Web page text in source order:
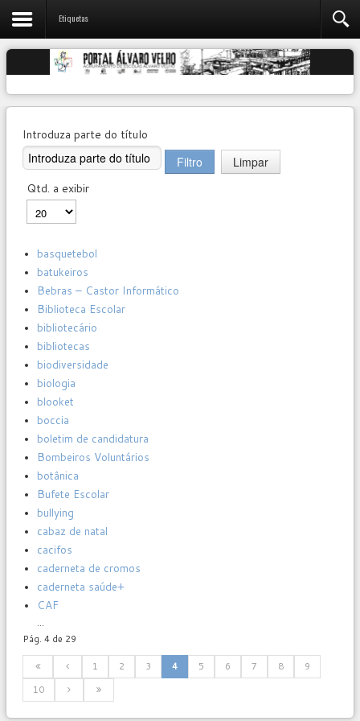
Etiquetas
Introduza parte do título
Filtro
Limpar
Qtd. a exibir
basquetebol
batukeiros
Bebras – Castor Informático
Biblioteca Escolar
bibliotecário
bibliotecas
biodiversidade
biologia
blooket
boccia
boletim de candidatura
Bombeiros Voluntários
botânica
Bufete Escolar
bullying
cabaz de natal
cacifos
caderneta de cromos
caderneta saúde+
CAF
...
Pág. 4 de 29
1 2 3 4 5 6 7 8
9
10